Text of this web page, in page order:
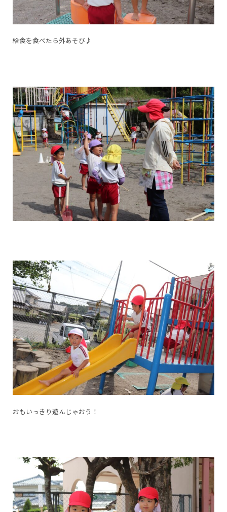
給食を食べたら外あそび♪
おもいっきり遊んじゃおう！